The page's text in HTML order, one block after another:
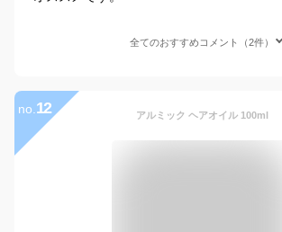
全てのおすすめコメント（2件）
no. 12 アルミック ヘアオイル 100ml